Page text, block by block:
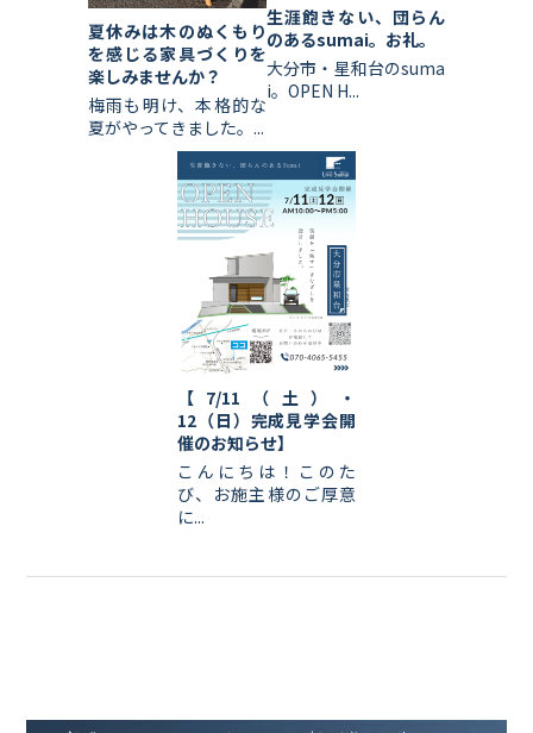
夏休みは木のぬくもり
を感じる家具づくりを
楽しみませんか？
梅雨も明け、本格的な
夏がやってきました。...
生涯飽きない、団らん
のあるsumai。お礼。
大分市・星和台のsuma
i。OPEN H...
【7/11（土）・
12（日）完成見学会開
催のお知らせ】
こんにちは！このた
び、お施主様のご厚意
に...